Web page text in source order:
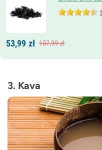
53,99 zł 107,99zł
3. Kava